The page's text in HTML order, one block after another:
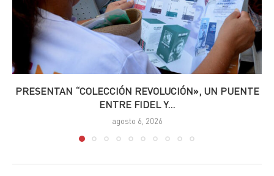
PRESENTAN “COLECCIÓN REVOLUCIÓN», UN PUENTE
ENTRE FIDEL Y...
agosto 6, 2026